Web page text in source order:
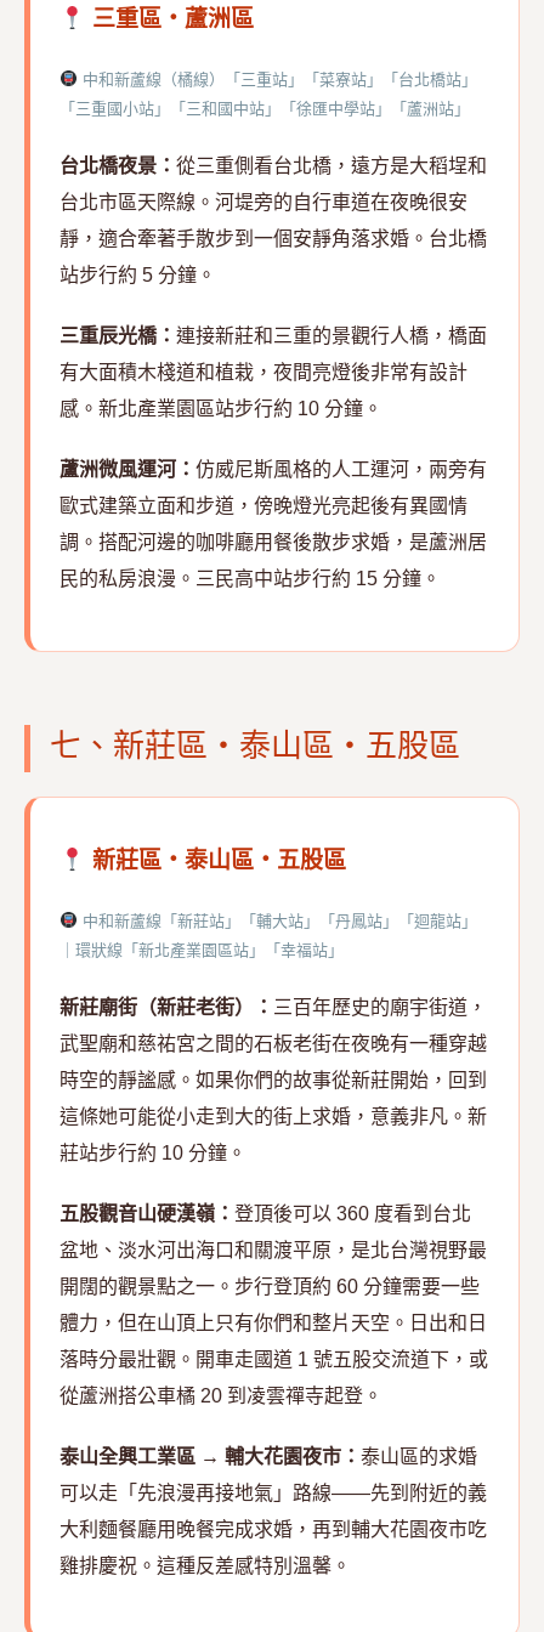
三重區・蘆洲區
中和新蘆線（橘線）「三重站」「菜寮站」「台北橋站」
「三重國小站」「三和國中站」「徐匯中學站」「蘆洲站」
台北橋夜景： 從三重側看台北橋，遠方是大稻埕和
台北市區天際線。河堤旁的自行車道在夜晚很安
靜，適合牽著手散步到一個安靜角落求婚。台北橋
站步行約 5 分鐘。
三重辰光橋： 連接新莊和三重的景觀行人橋，橋面
有大面積木棧道和植栽，夜間亮燈後非常有設計
感。新北產業園區站步行約 10 分鐘。
蘆洲微風運河： 仿威尼斯風格的人工運河，兩旁有
歐式建築立面和步道，傍晚燈光亮起後有異國情
調。搭配河邊的咖啡廳用餐後散步求婚，是蘆洲居
民的私房浪漫。三民高中站步行約 15 分鐘。
七、新莊區・泰山區・五股區
新莊區・泰山區・五股區
中和新蘆線「新莊站」「輔大站」「丹鳳站」「迴龍站」
｜環狀線「新北產業園區站」「幸福站」
新莊廟街（新莊老街）： 三百年歷史的廟宇街道，
武聖廟和慈祐宮之間的石板老街在夜晚有一種穿越
時空的靜謐感。如果你們的故事從新莊開始，回到
這條她可能從小走到大的街上求婚，意義非凡。新
莊站步行約 10 分鐘。
五股觀音山硬漢嶺： 登頂後可以 360 度看到台北
盆地、淡水河出海口和關渡平原，是北台灣視野最
開闊的觀景點之一。步行登頂約 60 分鐘需要一些
體力，但在山頂上只有你們和整片天空。日出和日
落時分最壯觀。開車走國道 1 號五股交流道下，或
從蘆洲搭公車橘 20 到凌雲禪寺起登。
泰山全興工業區 → 輔大花園夜市： 泰山區的求婚
可以走「先浪漫再接地氣」路線——先到附近的義
大利麵餐廳用晚餐完成求婚，再到輔大花園夜市吃
雞排慶祝。這種反差感特別溫馨。